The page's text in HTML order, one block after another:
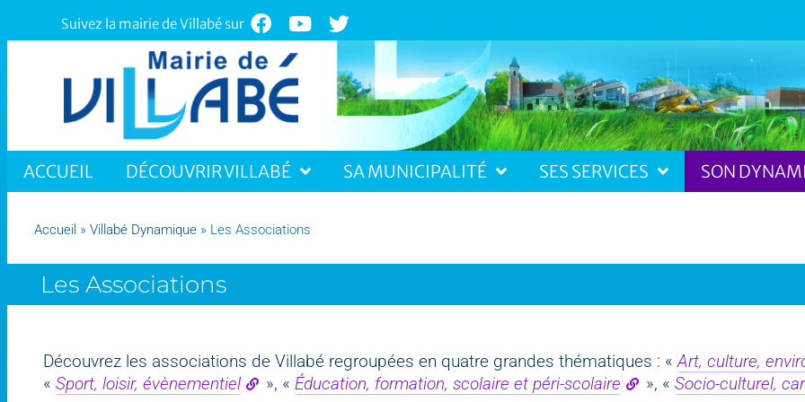
Suivez la mairie de Villabé sur
ACCUEIL DÉCOUVRIR VILLABÉ SA MUNICIPALITÉ SES SERVICES SON
Accueil » Villabé Dynamique » Les Associations
Les Associations
Découvrez les associations de Villabé regroupées en quatre grandes thématiques : «Art, culture,
« Sport, loisir, évènementiel », « Éducation, formation, scolaire et péri-scolaire », « Socio-culturel,